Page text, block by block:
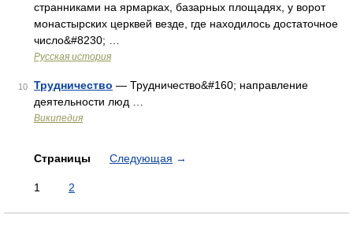
странниками на ярмарках, базарных площадях, у ворот
монастырских церквей везде, где находилось достаточное
число&#8230; …
Русская история
10 Трудничество — Трудничество&#160; направление
деятельности люд …
Википедия
Страницы Следующая →
1 2